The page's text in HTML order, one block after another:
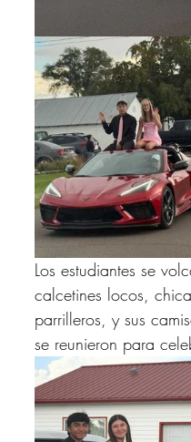
Los estudiantes se
calcetines locos,
parrilleros, y sus
se reunieron para